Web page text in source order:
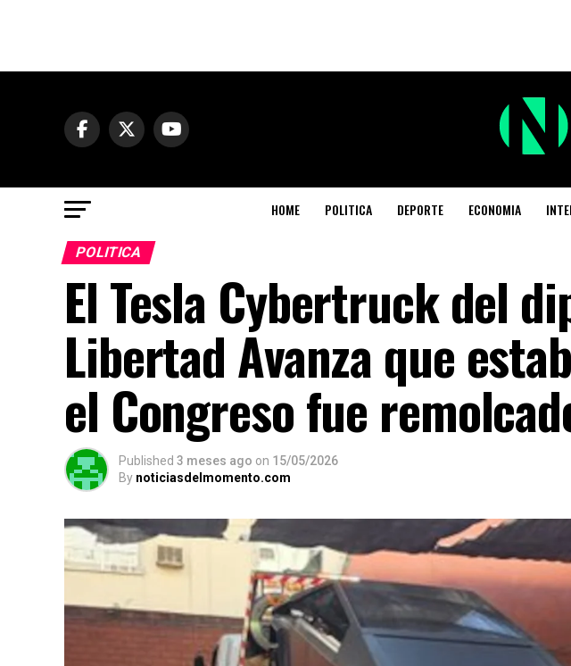
HOME POLITICA DEPORTE ECONOMIA
POLITICA
El Tesla Cybertruck del
Libertad Avanza que
el Congreso fue
Published 3 meses ago on 15/05/2026
By noticiasdelmomento.com